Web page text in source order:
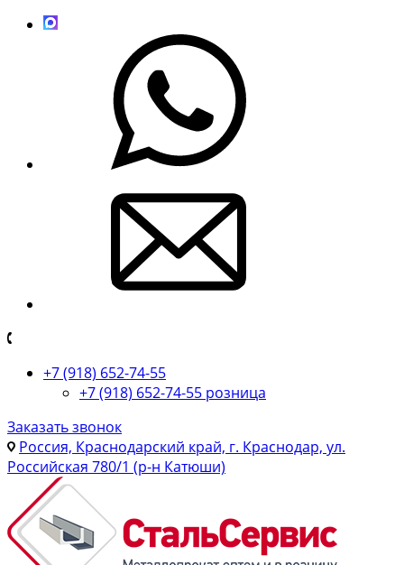
+7 (918) 652-74-55
+7 (918) 652-74-55 розница
Заказать звонок
Россия, Краснодарский край, г. Краснодар, ул.
Российская 780/1 (р-н Катюши)